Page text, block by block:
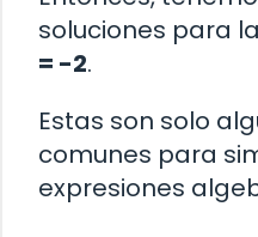
soluciones para
= -2.
Estas son solo
comunes para
expresiones